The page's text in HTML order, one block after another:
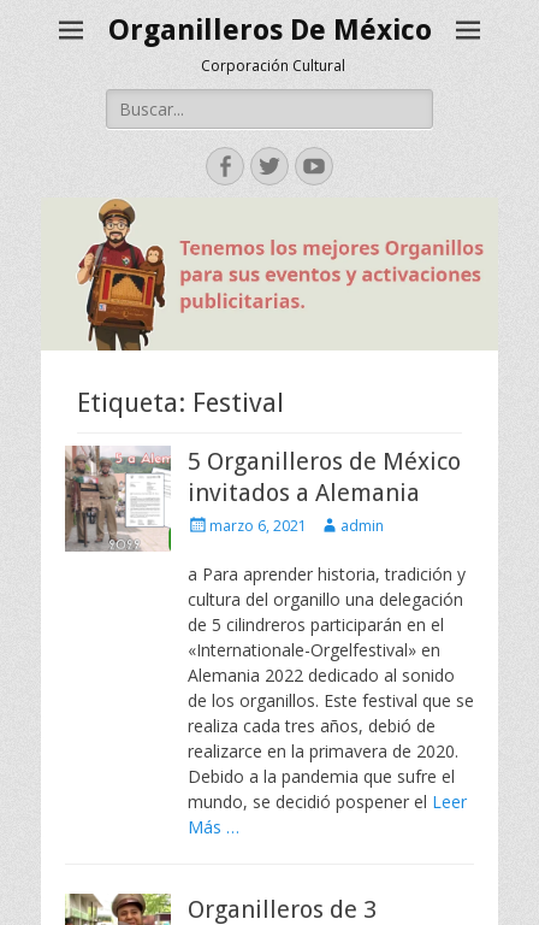
Organilleros De México
Corporación Cultural
Buscar:
Facebook
TwitterYouTube
Etiqueta: Festival
5 Organilleros de México
invitados a Alemania
Escritomarzo 6, 2021 Autoradmin
a Para aprender historia, tradición y
cultura del organillo una delegación
de 5 cilindreros participarán en el
«Internationale-Orgelfestival» en
Alemania 2022 dedicado al sonido
de los organillos. Este festival que se
realiza cada tres años, debió de
realizarce en la primavera de 2020.
Debido a la pandemia que sufre el
mundo, se decidió pospener el Leer
Más …
Organilleros de 3